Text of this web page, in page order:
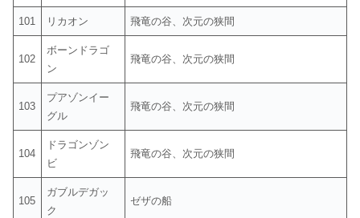
101 リカオン 飛竜の谷、次元の狭間
102
ボーンドラゴ
ン
飛竜の谷、次元の狭間
103
プアゾンイー
グル
飛竜の谷、次元の狭間
104
ドラゴンゾン
ビ
飛竜の谷、次元の狭間
105
ガブルデガッ
ク
ゼザの船